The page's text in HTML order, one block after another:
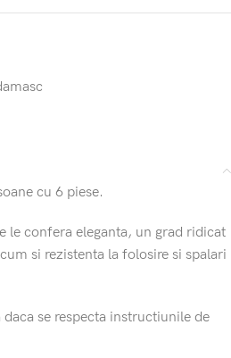
cu 6 piese.
le confera eleganta, un grad ridicat
si rezistenta la folosire si spalari
se respecta instructiunile de